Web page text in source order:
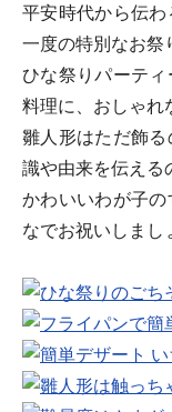
平安時代から伝
一度の特別なお祭
ひな祭りパーテ
料理に、おしゃれ
雛人形はただ飾
識や由来を伝える
かわいいわが子
なでお祝いしまし